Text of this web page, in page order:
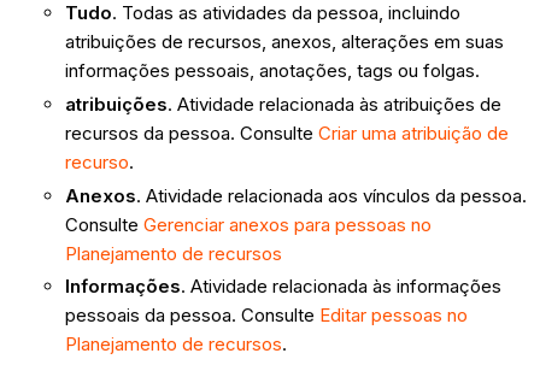
Tudo. Todas as atividades da pessoa, incluindo
atribuições de recursos, anexos, alterações em suas
informações pessoais, anotações, tags ou folgas.
atribuições. Atividade relacionada às atribuições de
recursos da pessoa. Consulte Criar uma atribuição de
recurso.
Anexos. Atividade relacionada aos vínculos da pessoa.
Consulte Gerenciar anexos para pessoas no
Planejamento de recursos
Informações. Atividade relacionada às informações
pessoais da pessoa. Consulte Editar pessoas no
Planejamento de recursos.